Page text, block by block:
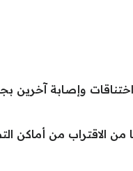
وإصابة آخرين
الاقتراب من أماكن